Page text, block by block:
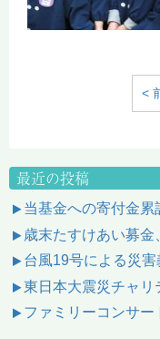
<
最近の投稿
当基金への寄付金
歳末たすけあい募金
台風19号による災
東日本大震災チャリ
ファミリーコンサ